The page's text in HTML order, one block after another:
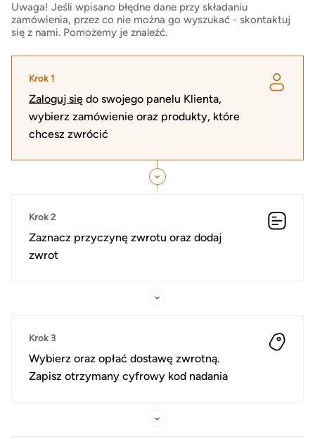
Uwaga! Jeśli wpisano błędne dane przy składaniu
zamówienia, przez co nie można go wyszukać - skontaktuj
się z nami. Pomożemy je znaleźć.
Krok 1
Zaloguj się do swojego panelu Klienta,
wybierz zamówienie oraz produkty, które
chcesz zwrócić
Krok 2
Zaznacz przyczynę zwrotu oraz dodaj
zwrot
Krok 3
Wybierz oraz opłać dostawę zwrotną.
Zapisz otrzymany cyfrowy kod nadania